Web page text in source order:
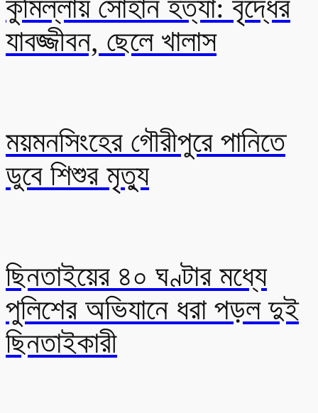
কুমিল্লায় সোহান হত্যা: বৃদ্ধের
যাবজ্জীবন, ছেলে খালাস
ময়মনসিংহের গৌরীপুরে পানিতে
ডুবে শিশুর মৃত্যু
ছিনতাইয়ের ৪০ ঘণ্টার মধ্যে
পুলিশের অভিযানে ধরা পড়ল দুই
ছিনতাইকারী